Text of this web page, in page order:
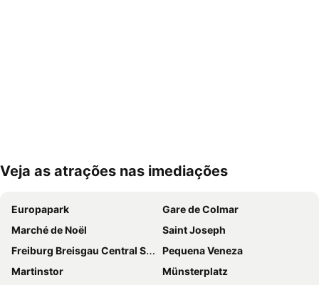
Ampliar mapa
Veja as atrações nas imediações
Europapark
Gare de Colmar
Marché de Noël
Saint Joseph
Freiburg Breisgau Central Station
Pequena Veneza
Martinstor
Münsterplatz